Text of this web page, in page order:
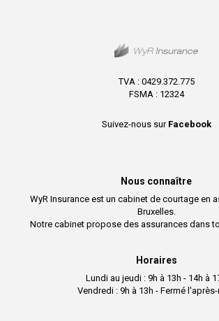
TVA : 0429.372.775
FSMA : 12324
Suivez-nous sur Facebook
Nous connaître
WyR Insurance est un cabinet de courtage en
Bruxelles.
Notre cabinet propose des assurances dans
Horaires
Lundi au jeudi : 9h à 13h - 14h à
Vendredi : 9h à 13h - Fermé